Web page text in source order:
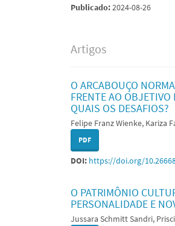
Publicado:2024-08-26
Artigos
O ARCABOUÇO
FRENTE AO
QUAIS OS DESAFIOS?
Felipe Franz Wienke, Kariza
PDF
DOI: https://doi.org/
O PATRIMÔNIO
PERSONALIDADE E
Jussara Schmitt Sandri,